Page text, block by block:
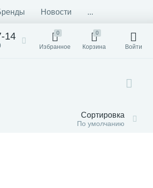
Новости ...
14 0
Избранное
0
Корзина Войти
Сортировка
По умолчанию